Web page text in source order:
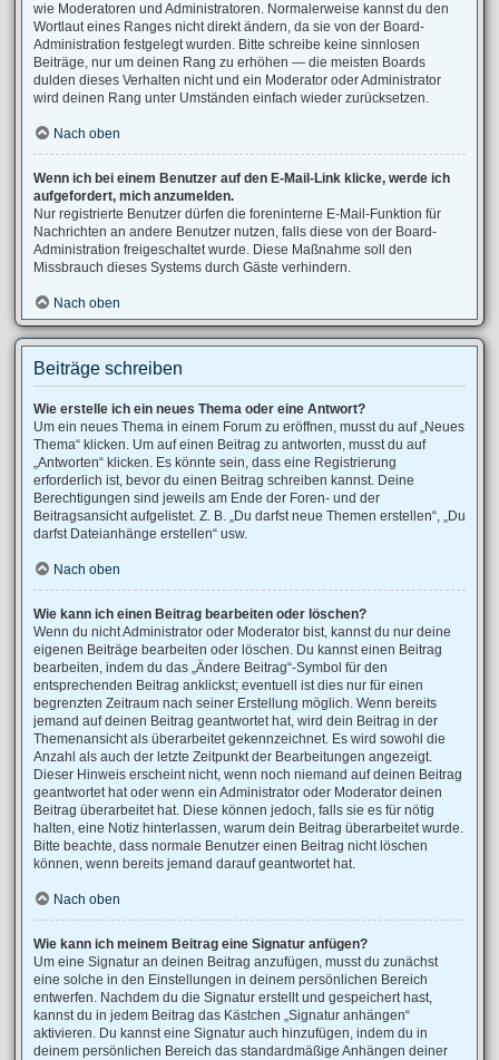
wie Moderatoren und Administratoren. Normalerweise kannst du den
Wortlaut eines Ranges nicht direkt ändern, da sie von der Board-
Administration festgelegt wurden. Bitte schreibe keine sinnlosen
Beiträge, nur um deinen Rang zu erhöhen — die meisten Boards
dulden dieses Verhalten nicht und ein Moderator oder Administrator
wird deinen Rang unter Umständen einfach wieder zurücksetzen.
Nach oben
Wenn ich bei einem Benutzer auf den E-Mail-Link klicke, werde ich
aufgefordert, mich anzumelden.
Nur registrierte Benutzer dürfen die foreninterne E-Mail-Funktion für
Nachrichten an andere Benutzer nutzen, falls diese von der Board-
Administration freigeschaltet wurde. Diese Maßnahme soll den
Missbrauch dieses Systems durch Gäste verhindern.
Nach oben
Beiträge schreiben
Wie erstelle ich ein neues Thema oder eine Antwort?
Um ein neues Thema in einem Forum zu eröffnen, musst du auf „Neues
Thema“ klicken. Um auf einen Beitrag zu antworten, musst du auf
„Antworten“ klicken. Es könnte sein, dass eine Registrierung
erforderlich ist, bevor du einen Beitrag schreiben kannst. Deine
Berechtigungen sind jeweils am Ende der Foren- und der
Beitragsansicht aufgelistet. Z. B. „Du darfst neue Themen erstellen“, „Du
darfst Dateianhänge erstellen“ usw.
Nach oben
Wie kann ich einen Beitrag bearbeiten oder löschen?
Wenn du nicht Administrator oder Moderator bist, kannst du nur deine
eigenen Beiträge bearbeiten oder löschen. Du kannst einen Beitrag
bearbeiten, indem du das „Ändere Beitrag“-Symbol für den
entsprechenden Beitrag anklickst; eventuell ist dies nur für einen
begrenzten Zeitraum nach seiner Erstellung möglich. Wenn bereits
jemand auf deinen Beitrag geantwortet hat, wird dein Beitrag in der
Themenansicht als überarbeitet gekennzeichnet. Es wird sowohl die
Anzahl als auch der letzte Zeitpunkt der Bearbeitungen angezeigt.
Dieser Hinweis erscheint nicht, wenn noch niemand auf deinen Beitrag
geantwortet hat oder wenn ein Administrator oder Moderator deinen
Beitrag überarbeitet hat. Diese können jedoch, falls sie es für nötig
halten, eine Notiz hinterlassen, warum dein Beitrag überarbeitet wurde.
Bitte beachte, dass normale Benutzer einen Beitrag nicht löschen
können, wenn bereits jemand darauf geantwortet hat.
Nach oben
Wie kann ich meinem Beitrag eine Signatur anfügen?
Um eine Signatur an deinen Beitrag anzufügen, musst du zunächst
eine solche in den Einstellungen in deinem persönlichen Bereich
entwerfen. Nachdem du die Signatur erstellt und gespeichert hast,
kannst du in jedem Beitrag das Kästchen „Signatur anhängen“
aktivieren. Du kannst eine Signatur auch hinzufügen, indem du in
deinem persönlichen Bereich das standardmäßige Anhängen deiner